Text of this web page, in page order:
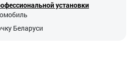
установки
Беларуси